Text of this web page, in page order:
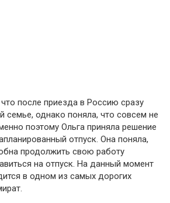
после приезда в Россию сразу
семье, однако поняла, что совсем не
поэтому Ольга приняла решение
отпуск. Она поняла,
продолжить свою работу
на отпуск. На данный момент
в одном из самых дорогих